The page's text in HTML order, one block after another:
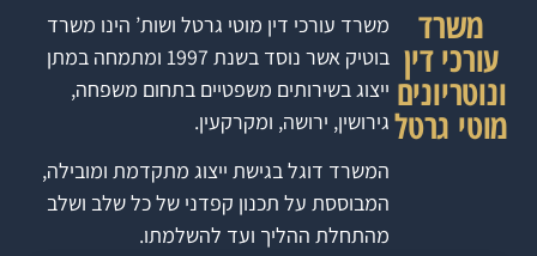
משרד
עורכי דין
ונוטריונים
מוטי גרטל
משרד עורכי דין מוטי גרטל ושות’ הינו משרד
בוטיק אשר נוסד בשנת 1997 ומתמחה במתן
ייצוג בשירותים משפטיים בתחום משפחה,
גירושין, ירושה, ומקרקעין.
המשרד דוגל בגישת ייצוג מתקדמת ומובילה,
המבוססת על תכנון קפדני של כל שלב ושלב
מהתחלת ההליך ועד להשלמתו.